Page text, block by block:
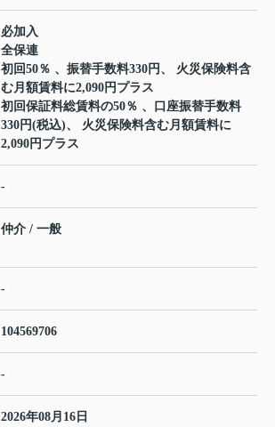
必加入
全保連
初回50％ 、振替手数料330円、 火災保険料含
む月額賃料に2,090円プラス
初回保証料総賃料の50％ 、口座振替手数料
330円(税込)、 火災保険料含む月額賃料に
2,090円プラス
-
仲介 / 一般
-
104569706
-
2026年08月16日